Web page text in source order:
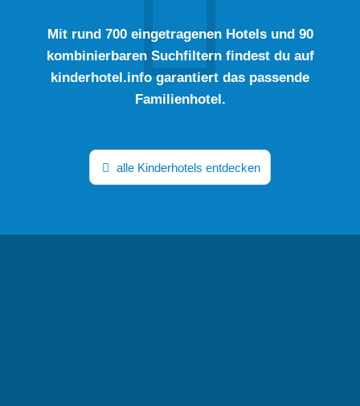
Mit rund 700 eingetragenen Hotels und 90
kombinierbaren Suchfiltern findest du auf
kinderhotel.info garantiert das passende
Familienhotel.
alle Kinderhotels entdecken